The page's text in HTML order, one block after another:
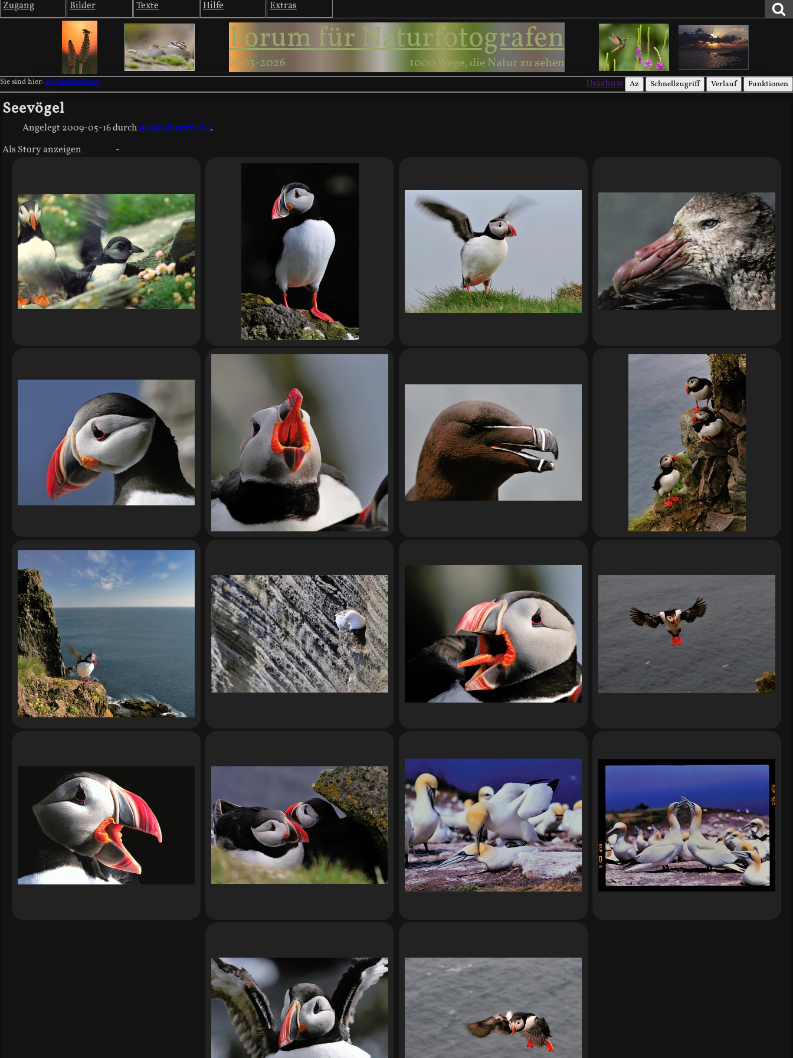
Zugang Bilder Texte Hilfe Extras
Forum für Naturfotografen
2003-2026 1000 Wege, die Natur zu sehen
Sie sind hier: achim kostrzewa Diashow Az Schnellzugriff Verlauf Funktionen
Seevögel
Angelegt 2009-05-16durchachim kostrzewa.
Als Story anzeigen
-